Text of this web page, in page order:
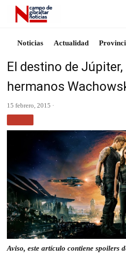
Noticias Actualidad
El destino de
hermanos
15 febrero, 2015 ·
Aviso, este artículo contiene spoilers